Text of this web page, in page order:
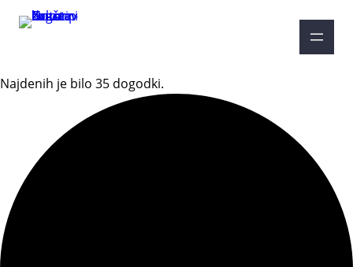
Najdenih je bilo 35 dogodki.